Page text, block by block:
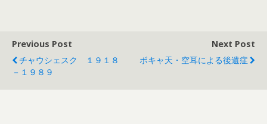
Previous Post
チャウシェスク １９１８
－１９８９
Next Post
ボキャ天・空耳による後遺症